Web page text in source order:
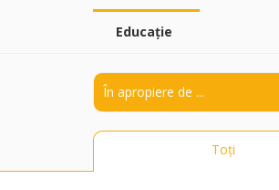
Educație
Toți